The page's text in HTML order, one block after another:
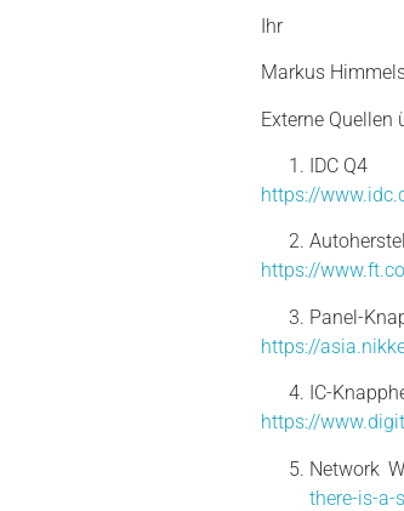
Ihr
Markus
Externe Quellen
IDC Q4
https://
https://
Panel-
https://
IC-
https://
Network
there-is-a-